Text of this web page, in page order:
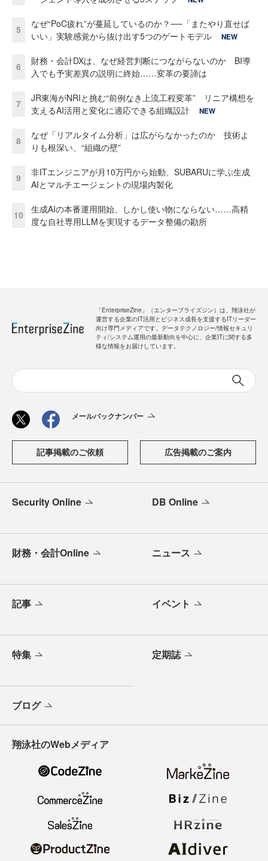
5
なぜ“PoC疲れ”が蔓延しているのか？──「またやり直せば
いい」実験感覚から抜け出す5つのゲートモデル
NEW
6
財務・会計DXは、なぜ経営判断につながらないのか BI導
入でも予実差異の説明に終始……変革の要諦は
7
JR東海がNRIと挑む“前例なき上流工程変革” リニア構想を
支えるAI活用と変化に適応できる組織設計
NEW
8
なぜ「リアルタイム分析」は広がらなかったのか 技術よ
りも根深い、“組織の壁”
9
非ITエンジニアが月10万円から始動、SUBARUに学ぶ生成
AIとマルチエージェントの現場内製化
10
生成AIの本番運用開始、しかし使い物にならない……高精
度な自社専用LLMを実現するデータ整備の勘所
「EnterpriseZine」（エンタープライズジン）は、翔泳社が
運営する企業のIT活用とビジネス成長を支援するITリーダー
向け専門メディアです。データテクノロジー/情報セキュリ
ティ/システム運用の最新動向を中心に、企業ITに関する多
様な情報をお届けしています。
メールバックナンバー
記事掲載のご依頼 広告掲載のご案内
Security Online DB Online
財務・会計Online ニュース
記事 イベント
特集 定期誌
ブログ
翔泳社のWebメディア